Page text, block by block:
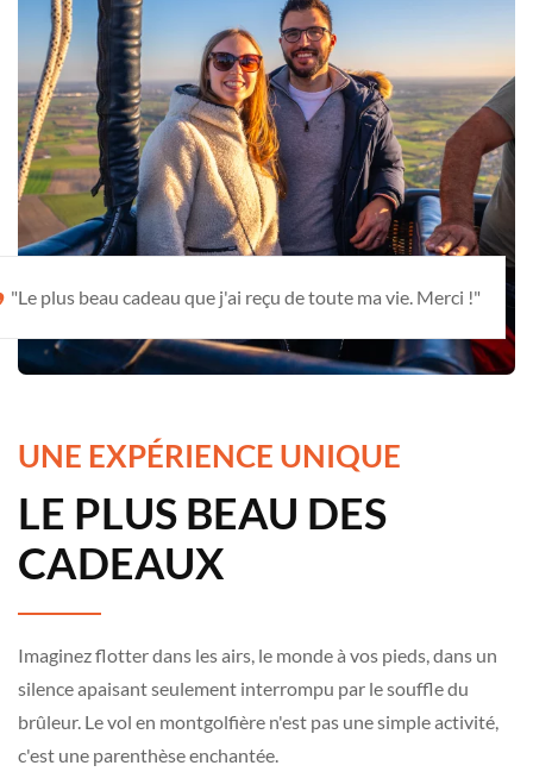
"Le plus beau cadeau que j'ai reçu de toute ma vie. Merci !"
UNE EXPÉRIENCE UNIQUE
LE PLUS BEAU DES
CADEAUX
Imaginez flotter dans les airs, le monde à vos pieds, dans un
silence apaisant seulement interrompu par le souffle du
brûleur. Le vol en montgolfière n'est pas une simple activité,
c'est une parenthèse enchantée.